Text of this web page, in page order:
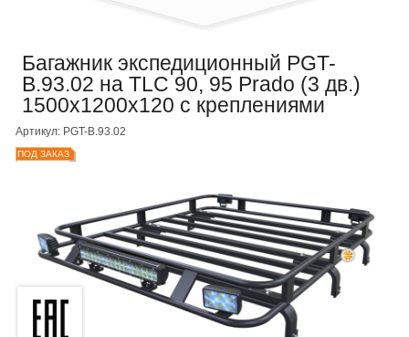
Багажник экспедиционный PGT-
B.93.02 на TLC 90, 95 Prado (3 дв.)
1500x1200х120 с креплениями
Артикул: PGT-B.93.02
ПОД ЗАКАЗ